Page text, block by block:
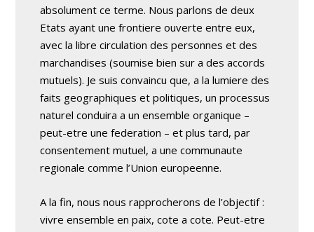
absolument ce terme. Nous parlons de deux
Etats ayant une frontiere ouverte entre eux,
avec la libre circulation des personnes et des
marchandises (soumise bien sur a des accords
mutuels). Je suis convaincu que, a la lumiere des
faits geographiques et politiques, un processus
naturel conduira a un ensemble organique –
peut-etre une federation – et plus tard, par
consentement mutuel, a une communaute
regionale comme l’Union europeenne.
A la fin, nous nous rapprocherons de l’objectif :
vivre ensemble en paix, cote a cote. Peut-etre